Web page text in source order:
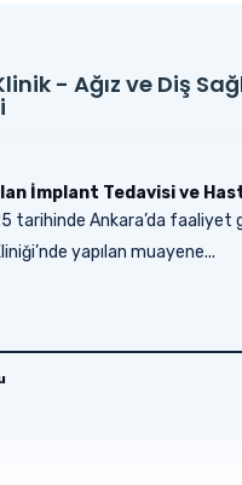
- Ağız ve Diş
İmplant Tedavisi ve
tarihinde Ankara’da faaliyet
yapılan muayene...